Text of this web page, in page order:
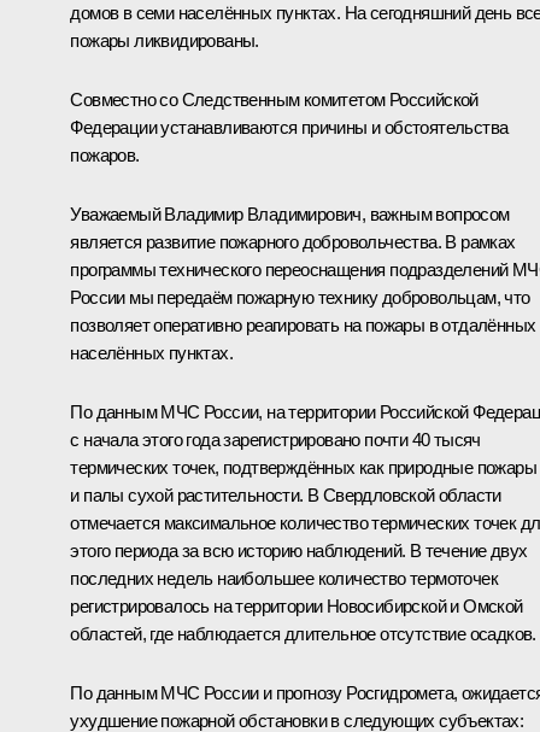
домов в семи населённых пунктах. На сегодняшний день
пожары ликвидированы.
Совместно со Следственным комитетом Российской
Федерации устанавливаются причины и обстоятельства
пожаров.
Уважаемый Владимир Владимирович, важным вопросом
является развитие пожарного добровольчества. В рамках
программы технического переоснащения подразделений
России мы передаём пожарную технику добровольцам, что
позволяет оперативно реагировать на пожары в отдалённых
населённых пунктах.
По данным МЧС России, на территории Российской
с начала этого года зарегистрировано почти 40 тысяч
термических точек, подтверждённых как природные пожары
и палы сухой растительности. В Свердловской области
отмечается максимальное количество термических точек
этого периода за всю историю наблюдений. В течение двух
последних недель наибольшее количество термоточек
регистрировалось на территории Новосибирской и Омской
областей, где наблюдается длительное отсутствие осадков.
По данным МЧС России и прогнозу Росгидромета,
ухудшение пожарной обстановки в следующих субъектах: